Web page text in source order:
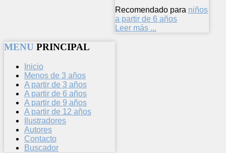
Recomendado para niños
a partir de 6 años
Leer más ...
MENU PRINCIPAL
Inicio
Menos de 3 años
A partir de 3 años
A partir de 6 años
A partir de 9 años
A partir de 12 años
Ilustradores
Autores
Contacto
Buscador